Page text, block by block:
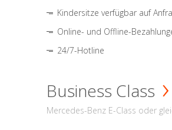
Kindersitze verfügbar auf
Online- und Offline-
24/7-Hotline
Business Class
Mercedes-Benz E-Class oder